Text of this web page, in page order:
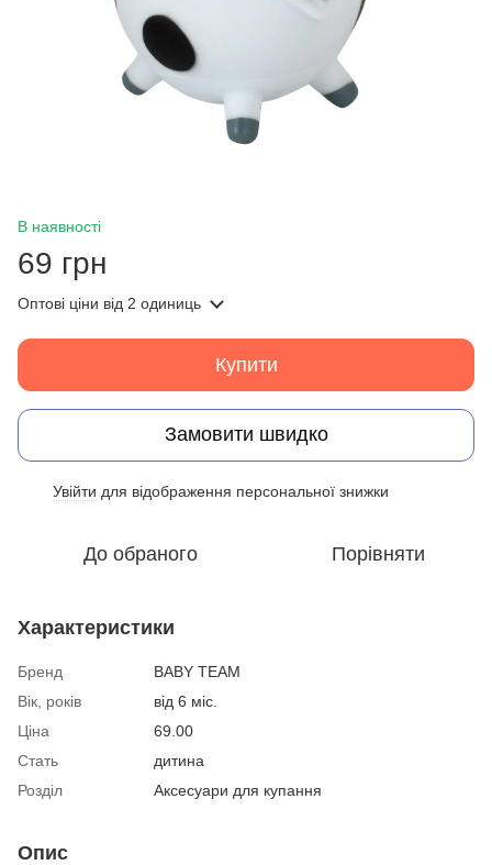
В наявності
69 грн
Оптові ціни від 2 одиниць
Купити
Замовити швидко
Увійти для відображення персональної знижки
До обраного Порівняти
Характеристики
Бренд
BABY TEAM
Вік, років
від 6 міс.
Ціна
69.00
Стать
дитина
Розділ
Аксесуари для купання
Опис